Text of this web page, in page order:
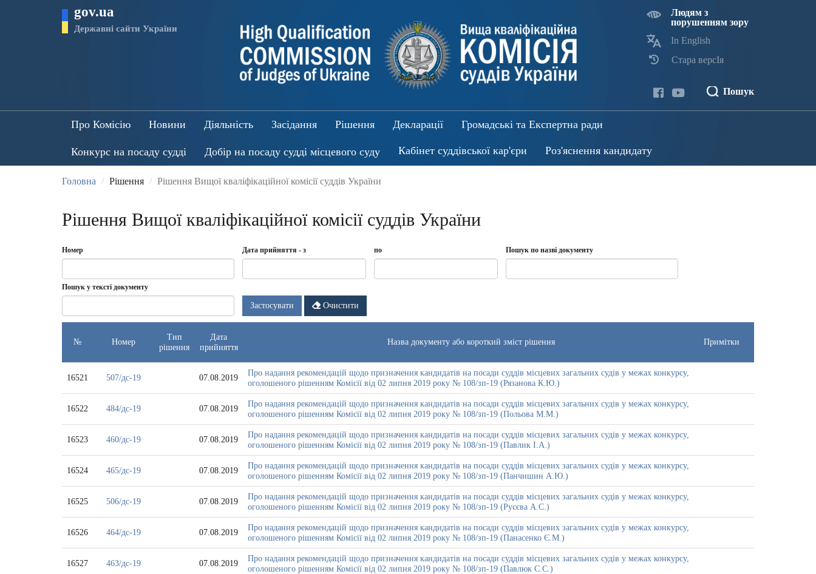
gov.ua
Державні сайти України
Людям з
порушенням зору
In English
Стара версІя
Пошук
Про Комісію Новини Діяльність Засідання Рішення Декларації Громадські та Експертна ради
Конкурс на посаду судді Добір на посаду судді місцевого суду Кабінет суддівської кар'єри Роз'яснення кандидату
Головна Рішення Рішення Вищої кваліфікаційної комісії суддів України
Рішення Вищої кваліфікаційної комісії суддів України
Номер Дата прийняття - з
прийняття
з
по Пошук по назві документу
Пошук у тексті документу
Застосувати Очистити
№ Номер
Тип
рішення
Дата
прийняття
Назва документу або короткий зміст рішення Примітки
16521 507/дс-19 07.08.2019
Про надання рекомендацій щодо призначення кандидатів на посади суддів місцевих загальних судів у межах конкурсу,
оголошеного рішенням Комісії від 02 липня 2019 року № 108/зп-19 (Рязанова К.Ю.)
16522 484/дс-19 07.08.2019
Про надання рекомендацій щодо призначення кандидатів на посади суддів місцевих загальних судів у межах конкурсу,
оголошеного рішенням Комісії від 02 липня 2019 року № 108/зп-19 (Польова М.М.)
16523 460/дс-19 07.08.2019
Про надання рекомендацій щодо призначення кандидатів на посади суддів місцевих загальних судів у межах конкурсу,
оголошеного рішенням Комісії від 02 липня 2019 року № 108/зп-19 (Павлик І.А.)
16524 465/дс-19 07.08.2019
Про надання рекомендацій щодо призначення кандидатів на посади суддів місцевих загальних судів у межах конкурсу,
оголошеного рішенням Комісії від 02 липня 2019 року № 108/зп-19 (Панчишин А.Ю.)
16525 506/дс-19 07.08.2019
Про надання рекомендацій щодо призначення кандидатів на посади суддів місцевих загальних судів у межах конкурсу,
оголошеного рішенням Комісії від 02 липня 2019 року № 108/зп-19 (Русєва А.С.)
16526 464/дс-19 07.08.2019
Про надання рекомендацій щодо призначення кандидатів на посади суддів місцевих загальних судів у межах конкурсу,
оголошеного рішенням Комісії від 02 липня 2019 року № 108/зп-19 (Панасенко Є.М.)
16527 463/дс-19 07.08.2019
Про надання рекомендацій щодо призначення кандидатів на посади суддів місцевих загальних судів у межах конкурсу,
оголошеного рішенням Комісії від 02 липня 2019 року № 108/зп-19 (Павлюк С.С.)